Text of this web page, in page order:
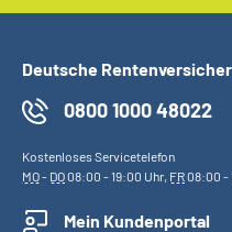
Deutsche
0800 1000 48022
Kostenloses Servicetelefon
MO- DO08:00 - 19:00 Uhr, FR08:00 -
Mein Kundenportal